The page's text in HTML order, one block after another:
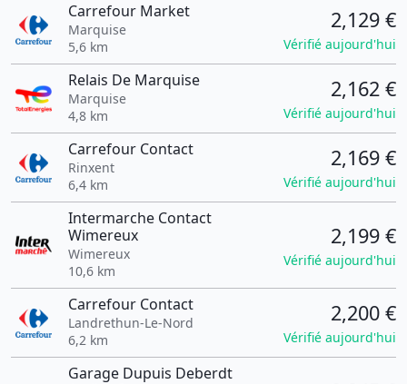
Carrefour Market
Marquise
5,6 km
2,129 €
Vérifié aujourd'hui
Relais De Marquise
Marquise
4,8 km
2,162 €
Vérifié aujourd'hui
Carrefour Contact
Rinxent
6,4 km
2,169 €
Vérifié aujourd'hui
Intermarche Contact
Wimereux
Wimereux
10,6 km
2,199 €
Vérifié aujourd'hui
Carrefour Contact
Landrethun-Le-Nord
6,2 km
2,200 €
Vérifié aujourd'hui
Garage Dupuis Deberdt